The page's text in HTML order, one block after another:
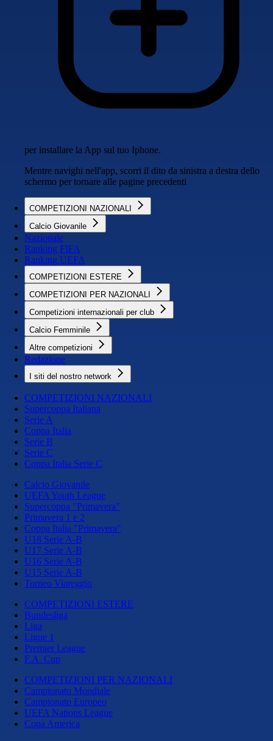
per installare la App sul tuo Iphone.
Mentre navighi nell'app, scorri il dito da sinistra a destra dello
schermo per tornare alle pagine precedenti
COMPETIZIONI NAZIONALI
Calcio Giovanile
Nazionale
Ranking FIFA
Ranking UEFA
COMPETIZIONI ESTERE
COMPETIZIONI PER NAZIONALI
Competizioni internazionali per club
Calcio Femminile
Altre competizioni
Redazione
I siti del nostro network
COMPETIZIONI NAZIONALI
Supercoppa Italiana
Serie A
Coppa Italia
Serie B
Serie C
Coppa Italia Serie C
Calcio Giovanile
UEFA Youth League
Supercoppa "Primavera"
Primavera 1 e 2
Coppa Italia "Primavera"
U18 Serie A-B
U17 Serie A-B
U16 Serie A-B
U15 Serie A-B
Torneo Viareggio
COMPETIZIONI ESTERE
Bundesliga
Liga
Ligue 1
Premier League
F.A. Cup
COMPETIZIONI PER NAZIONALI
Campionato Mondiale
Campionato Europeo
UEFA Nations League
Copa America